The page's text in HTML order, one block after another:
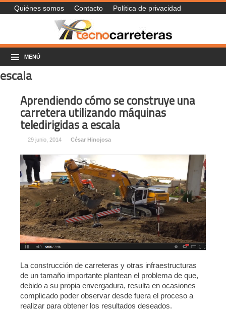
Quiénes somos Contacto Política de privacidad
MENÚ
escala
Aprendiendo cómo se construye una
carretera utilizando máquinas
teledirigidas a escala
29 junio, 2014 César Hinojosa
La construcción de carreteras y otras infraestructuras
de un tamaño importante plantean el problema de que,
debido a su propia envergadura, resulta en ocasiones
complicado poder observar desde fuera el proceso a
realizar para obtener los resultados deseados.